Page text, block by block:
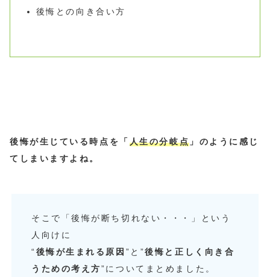
後悔との向き合い方
後悔が生じている時点を「 人生の分岐点 」のように感じ
てしまいますよね。
そこで「後悔が断ち切れない・・・」という
人向けに
“ 後悔が生まれる原因 ”と”後悔と正しく向き合
うための考え方”についてまとめました。